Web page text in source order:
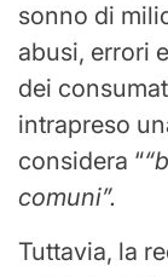
sonno di
abusi, errori
dei
intrapreso
considera “
comuni”.
Tuttavia, la